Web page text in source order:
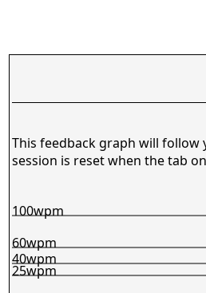
This feedback graph will follow
session is reset when the tab
25wpm
40wpm
60wpm
100wpm